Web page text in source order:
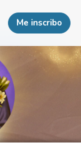
Me inscribo